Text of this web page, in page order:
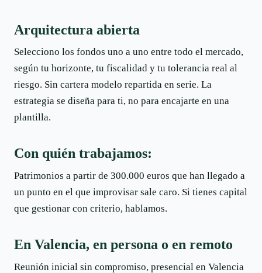
Arquitectura abierta
Selecciono los fondos uno a uno entre todo el mercado,
según tu horizonte, tu fiscalidad y tu tolerancia real al
riesgo. Sin cartera modelo repartida en serie. La
estrategia se diseña para ti, no para encajarte en una
plantilla.
Con quién trabajamos:
Patrimonios a partir de 300.000 euros que han llegado a
un punto en el que improvisar sale caro. Si tienes capital
que gestionar con criterio, hablamos.
En Valencia, en persona o en remoto
Reunión inicial sin compromiso, presencial en Valencia